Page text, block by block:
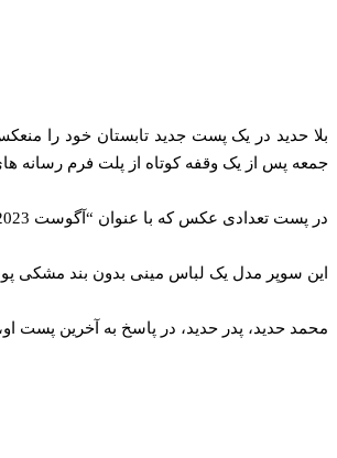
جمعه پس از یک وقفه کوتاه از پلت فرم رسانه
در پست تعدادی عکس که با عنوان “آگوست 2023” نوشته شده بود، حدید در هنگام غروب آفتاب روی بالکن مشرف به دریا ایستاده بود، چندین ژست زیبا را نشان می دهد.
این سوپر مدل یک لباس مینی بدون بند مشکی
محمد حدید، پدر حدید، در پاسخ به آخرین پست او، این مدل را تحسین کرد. این مرد 74